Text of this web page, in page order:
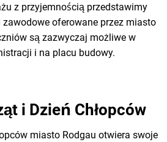
z przyjemnością przedstawimy
oferowane przez miasto
są zazwyczaj możliwe w
i na placu budowy.
i Dzień Chłopców
miasto Rodgau otwiera swoje